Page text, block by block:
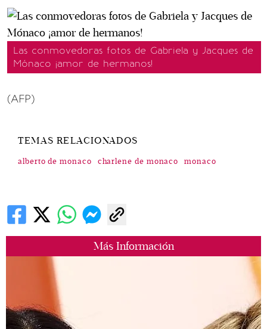
Más Información
Las conmovedoras fotos de Gabriela y Jacques de
Mónaco ¡amor de hermanos!
(AFP)
TEMAS RELACIONADOS
alberto de monaco charlene de monaco monaco